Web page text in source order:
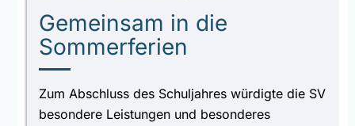
Gemeinsam in die
Sommerferien
Zum Abschluss des Schuljahres würdigte die SV
besondere Leistungen und besonderes